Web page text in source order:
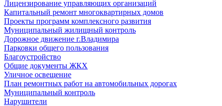
Лицензирование управляющих организаций
Капитальный ремонт многоквартирных домов
Проекты программ комплексного развития
Муниципальный жилищный контроль
Дорожное движение г.Владимира
Парковки общего пользования
Благоустройство
Общие документы ЖКХ
Уличное освещение
План ремонтных работ на автомобильных дорогах
Муниципальный контроль
Нарушители